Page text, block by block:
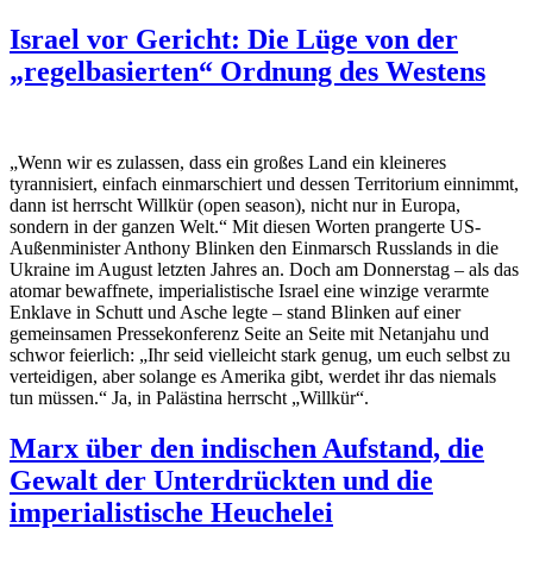
Israel vor Gericht: Die Lüge von der
„regelbasierten“ Ordnung des Westens
„Wenn wir es zulassen, dass ein großes Land ein kleineres
tyrannisiert, einfach einmarschiert und dessen Territorium einnimmt,
dann ist herrscht Willkür (open season), nicht nur in Europa,
sondern in der ganzen Welt.“ Mit diesen Worten prangerte US-
Außenminister Anthony Blinken den Einmarsch Russlands in die
Ukraine im August letzten Jahres an. Doch am Donnerstag – als das
atomar bewaffnete, imperialistische Israel eine winzige verarmte
Enklave in Schutt und Asche legte – stand Blinken auf einer
gemeinsamen Pressekonferenz Seite an Seite mit Netanjahu und
schwor feierlich: „Ihr seid vielleicht stark genug, um euch selbst zu
verteidigen, aber solange es Amerika gibt, werdet ihr das niemals
tun müssen.“ Ja, in Palästina herrscht „Willkür“.
Marx über den indischen Aufstand, die
Gewalt der Unterdrückten und die
imperialistische Heuchelei